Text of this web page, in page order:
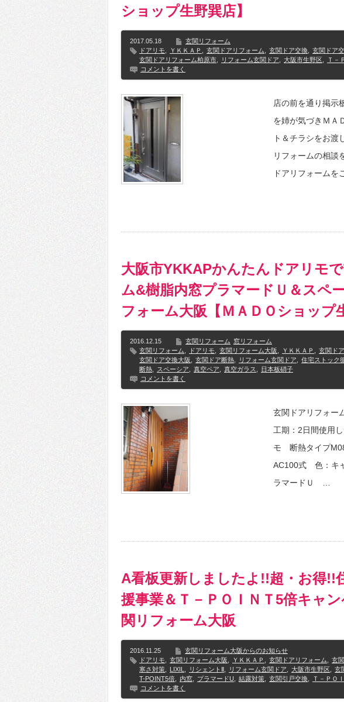
ショップ生野巽店】
2017.05.18
玄関リフォーム
ドアリモ
ＹＫＫＡＰ 玄関ドアリフォーム 玄関ドア交換 玄関ドア
玄関ドアリフォーム柏原市
リフォーム玄関ドア 大阪市生野区
Ｔ－
コメントを書く
店の前を通り掲示
を姉が気づきＭＡ
ト＆チラシをお渡
リフォームの相談
ドアリフォームを
大阪市YKKAPかんたんドアリモ
ム&樹脂内窓プラマードＵ＆スペ
フォーム大阪【ＭＡＤＯショップ
2016.12.15 玄関リフォーム 窓リフォーム
玄関リフォーム
ドアリモ 玄関リフォーム大阪 ＹＫＫＡＰ 玄関ド
玄関ドア交換大阪
玄関ドア断熱 リフォーム玄関ドア 住宅ストック
断熱
スペーシア 真空ペア 真空ガラス
日本板硝子
コメントを書く
玄関ドアリフォー
工期：2日間使用
モ 断熱タイプ
AC100式 色：キ
ラマードＵ …
A看板更新しましたよ!!超・お得!!
援事業＆Ｔ－ＰＯＩＮＴ5倍キャ
関リフォーム大阪
2016.11.25
玄関リフォーム大阪からのお知らせ
ドアリモ
玄関リフォーム大阪 ＹＫＫＡＰ 玄関ドアリフォーム 玄
寒さ対策
LIXIL リシェントⅡ リフォーム玄関ドア 大阪市生野区 玄
T-POINT5倍
内窓 プラマードU 結露対策 玄関引戸交換
Ｔ－ＰＯ
コメントを書く